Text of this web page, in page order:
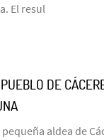
El resul
DE
aldea de